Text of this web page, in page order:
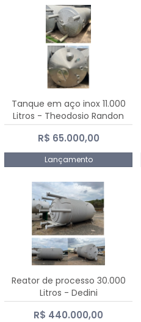
Tanque em aço inox 11.000
Litros - Theodosio Randon
R$ 65.000,00
Lançamento
Reator de processo 30.000
Litros - Dedini
R$ 440.000,00